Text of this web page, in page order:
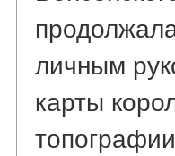
личным
карты